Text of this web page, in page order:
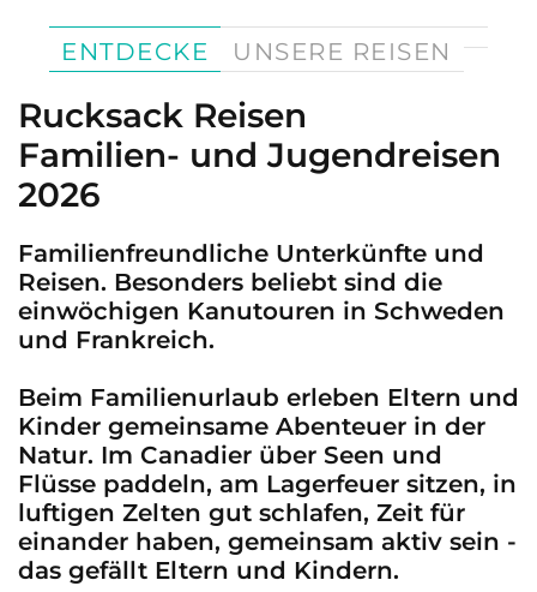
ENTDECKE UNSERE REISEN
Rucksack Reisen
Familien- und Jugendreisen
2026
Familienfreundliche Unterkünfte und
Reisen. Besonders beliebt sind die
einwöchigen Kanutouren in Schweden
und Frankreich.
Beim Familienurlaub erleben Eltern und
Kinder gemeinsame Abenteuer in der
Natur. Im Canadier über Seen und
Flüsse paddeln, am Lagerfeuer sitzen, in
luftigen Zelten gut schlafen, Zeit für
einander haben, gemeinsam aktiv sein -
das gefällt Eltern und Kindern.